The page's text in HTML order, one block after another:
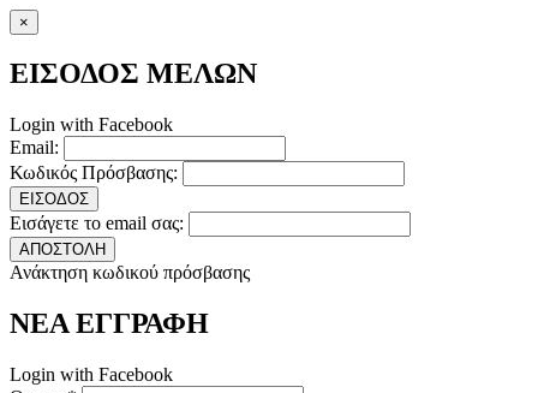
×
ΕΙΣΟΔΟΣ ΜΕΛΩΝ
Login with Facebook
Email:
Κωδικός Πρόσβασης:
ΕΙΣΟΔΟΣ
Εισάγετε το email σας:
ΑΠΟΣΤΟΛΗ
Ανάκτηση κωδικού πρόσβασης
ΝΕΑ ΕΓΓΡΑΦΗ
Login with Facebook